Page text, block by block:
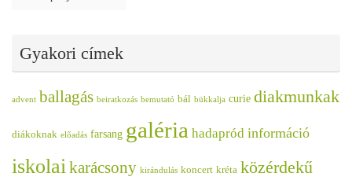
Gyakori címek
advent ballagás beiratkozás bemutató bál bükkalja curie diakmunkak
diákoknak előadás farsang galéria hadapród információ
iskolaikarácsony kirándulás koncert kréta közérdekű